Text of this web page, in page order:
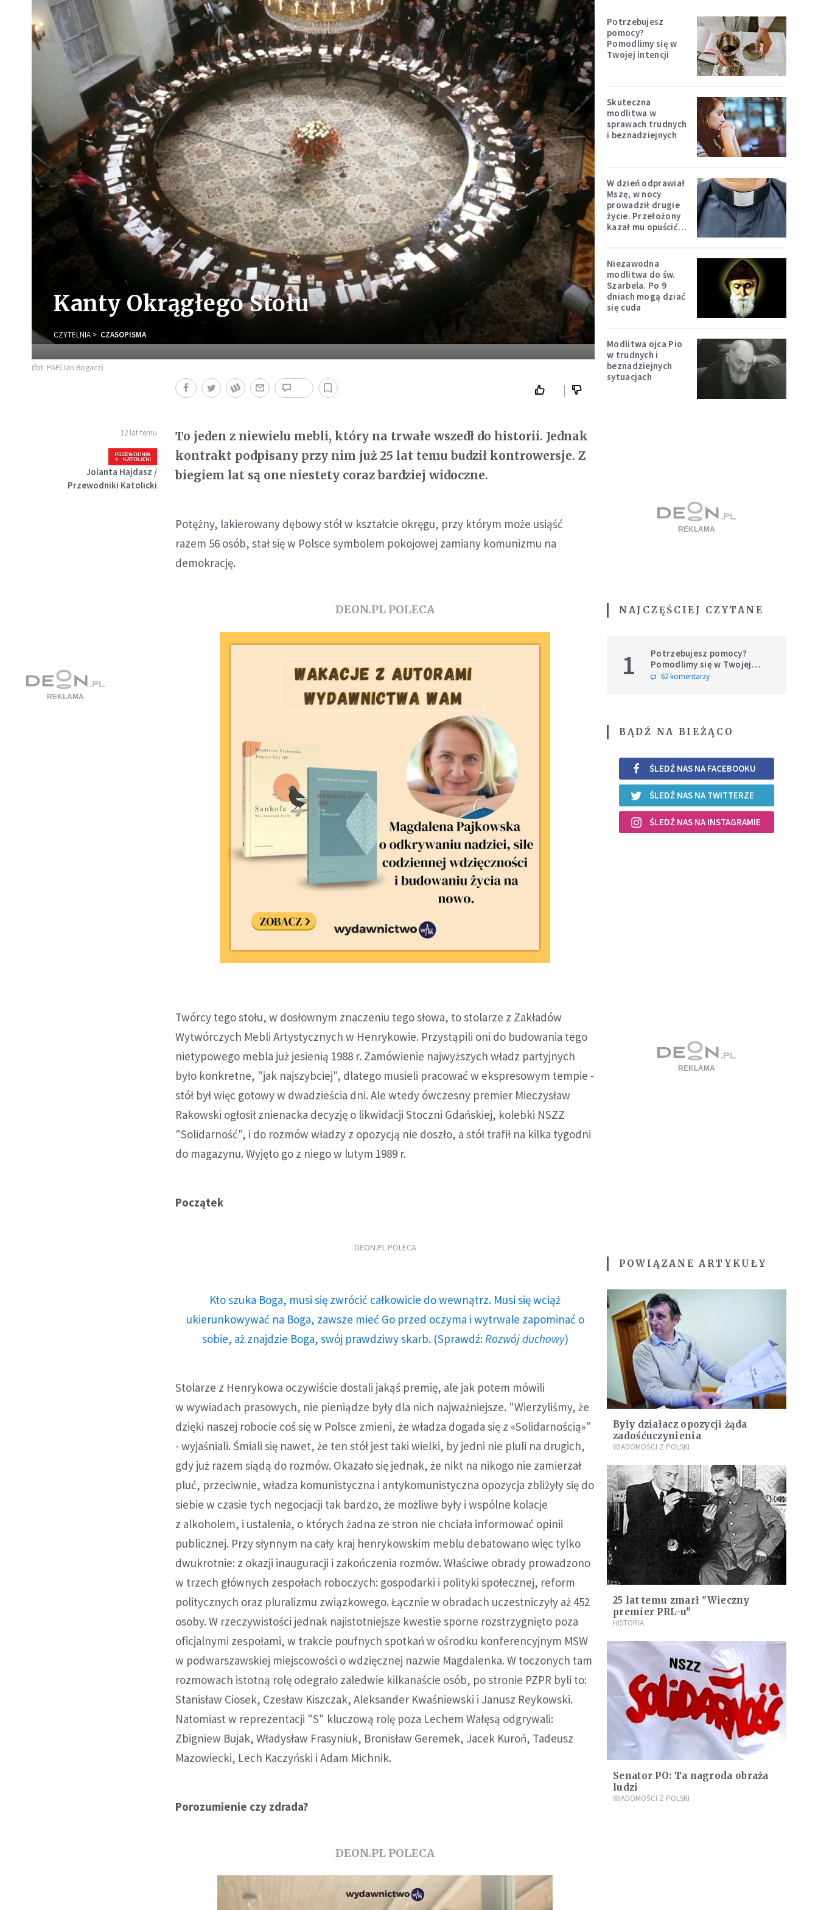
Kanty Okrągłego Stołu
CZYTELNIA CZASOPISMA
(fot. PAP/Jan Bogacz)
12 lat temu
Jolanta Hajdasz /
Przewodniki Katolicki
To jeden z niewielu mebli, który na trwałe wszedł do historii. Jednak
kontrakt podpisany przy nim już 25 lat temu budził kontrowersje. Z
biegiem lat są one niestety coraz bardziej widoczne.
Potężny, lakierowany dębowy stół w kształcie okręgu, przy którym może usiąść
razem 56 osób, stał się w Polsce symbolem pokojowej zamiany komunizmu na
demokrację.
DEON.PL POLECA
Twórcy tego stołu, w dosłownym znaczeniu tego słowa, to stolarze z Zakładów
Wytwórczych Mebli Artystycznych w Henrykowie. Przystąpili oni do budowania tego
nietypowego mebla już jesienią 1988 r. Zamówienie najwyższych władz partyjnych
było konkretne, "jak najszybciej", dlatego musieli pracować w ekspresowym tempie -
stół był więc gotowy w dwadzieścia dni. Ale wtedy ówczesny premier Mieczysław
Rakowski ogłosił znienacka decyzję o likwidacji Stoczni Gdańskiej, kolebki NSZZ
"Solidarność", i do rozmów władzy z opozycją nie doszło, a stół trafił na kilka tygodni
do magazynu. Wyjęto go z niego w lutym 1989 r.
Początek
DEON.PL POLECA
Kto szuka Boga, musi się zwrócić całkowicie do wewnątrz. Musi się wciąż
ukierunkowywać na Boga, zawsze mieć Go przed oczyma i wytrwale zapominać o
sobie, aż znajdzie Boga, swój prawdziwy skarb. (Sprawdź: Rozwój duchowy)
Stolarze z Henrykowa oczywiście dostali jakąś premię, ale jak potem mówili
w wywiadach prasowych, nie pieniądze były dla nich najważniejsze. "Wierzyliśmy, że
dzięki naszej robocie coś się w Polsce zmieni, że władza dogada się z «Solidarnością»"
- wyjaśniali. Śmiali się nawet, że ten stół jest taki wielki, by jedni nie pluli na drugich,
gdy już razem siądą do rozmów. Okazało się jednak, że nikt na nikogo nie zamierzał
pluć, przeciwnie, władza komunistyczna i antykomunistyczna opozycja zbliżyły się do
siebie w czasie tych negocjacji tak bardzo, że możliwe były i wspólne kolacje
z alkoholem, i ustalenia, o których żadna ze stron nie chciała informować opinii
publicznej. Przy słynnym na cały kraj henrykowskim meblu debatowano więc tylko
dwukrotnie: z okazji inauguracji i zakończenia rozmów. Właściwe obrady prowadzono
w trzech głównych zespołach roboczych: gospodarki i polityki społecznej, reform
politycznych oraz pluralizmu związkowego. Łącznie w obradach uczestniczyły aż 452
osoby. W rzeczywistości jednak najistotniejsze kwestie sporne rozstrzygnięto poza
oficjalnymi zespołami, w trakcie poufnych spotkań w ośrodku konferencyjnym MSW
w podwarszawskiej miejscowości o wdzięcznej nazwie Magdalenka. W toczonych tam
rozmowach istotną rolę odegrało zaledwie kilkanaście osób, po stronie PZPR byli to:
Stanisław Ciosek, Czesław Kiszczak, Aleksander Kwaśniewski i Janusz Reykowski.
Natomiast w reprezentacji "S" kluczową rolę poza Lechem Wałęsą odgrywali:
Zbigniew Bujak, Władysław Frasyniuk, Bronisław Geremek, Jacek Kuroń, Tadeusz
Mazowiecki, Lech Kaczyński i Adam Michnik.
Porozumienie czy zdrada?
DEON.PL POLECA
Potrzebujesz
pomocy?
Pomodlimy się w
Twojej intencji
Skuteczna
modlitwa w
sprawach trudnych
i beznadziejnych
W dzień odprawiał
Mszę, w nocy
prowadził drugie
życie. Przełożony
kazał mu opuścić
Niezawodna
modlitwa do św.
Szarbela. Po 9
dniach mogą dziać
się cuda
Modlitwa ojca Pio
w trudnych i
beznadziejnych
sytuacjach
NAJCZĘŚCIEJ CZYTANE
1
Potrzebujesz pomocy?
Pomodlimy się w Twojej
intencji
62 komentarzy
BĄDŹ NA BIEŻĄCO
ŚLEDŹ NAS NA FACEBOOKU
ŚLEDŹ NAS NA TWITTERZE
ŚLEDŹ NAS NA INSTAGRAMIE
POWIĄZANE ARTYKUŁY
Były działacz opozycji żąda
zadośćuczynienia
WIADOMOŚCI Z POLSKI
25 lat temu zmarł "Wieczny
premier PRL-u"
HISTORIA
Senator PO: Ta nagroda obraża
ludzi
WIADOMOŚCI Z POLSKI